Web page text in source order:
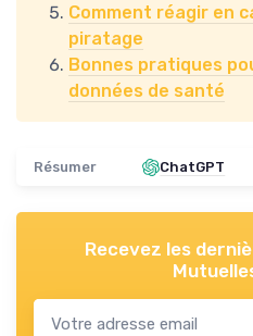
Comment réagir en
piratage
Bonnes pratiques
données de santé
Résumer ChatGPT
Recevez les